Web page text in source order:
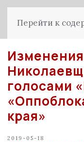
Перейти к
голосами
края»
2019-05-18